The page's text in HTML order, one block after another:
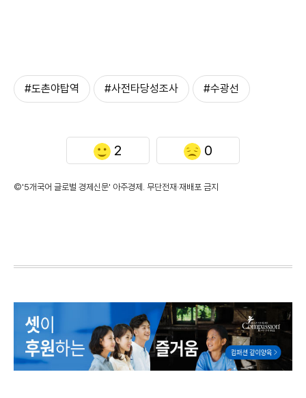
#도촌야탑역 #사전타당성조사 #수광선
2 0
©'5개국어 글로벌 경제신문' 아주경제. 무단전재·재배포 금지